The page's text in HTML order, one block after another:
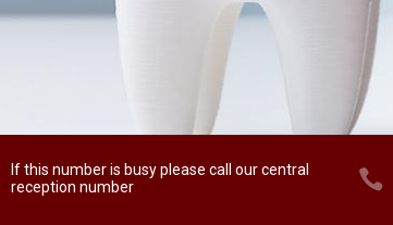
If this number is busy please call our central
reception number